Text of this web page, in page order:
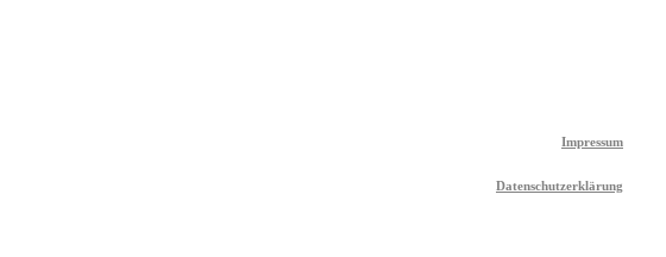
Impressum
Datenschutzerklärung